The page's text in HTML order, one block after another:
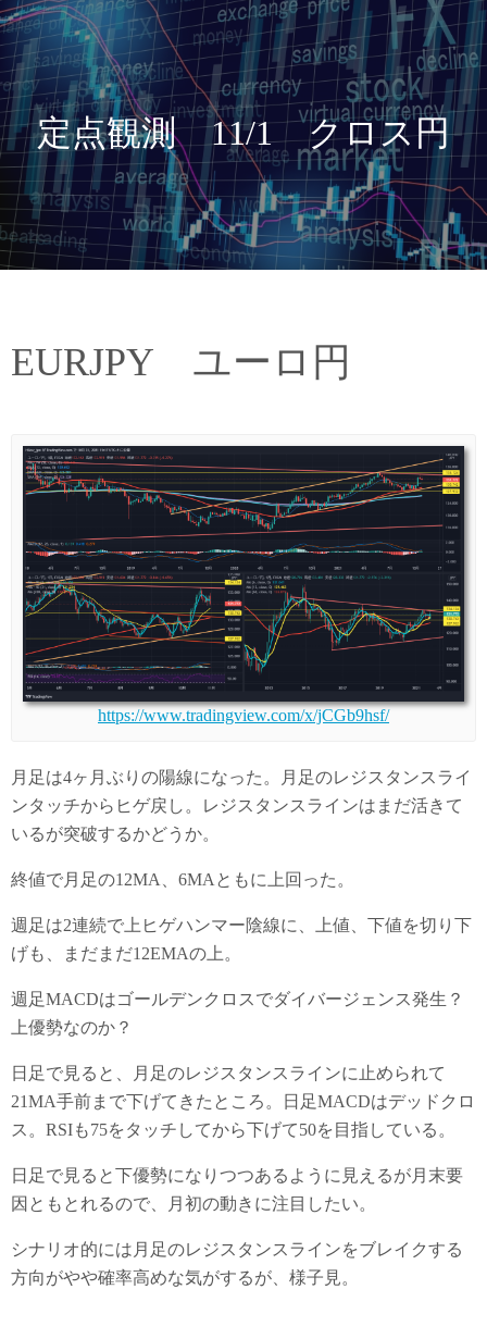
定点観測 11/1 クロス円
EURJPY ユーロ円
https://www.tradingview.com/x/jCGb9hsf/
月足は4ヶ月ぶりの陽線になった。月足のレジスタンスライ
ンタッチからヒゲ戻し。レジスタンスラインはまだ活きて
いるが突破するかどうか。
終値で月足の12MA、6MAともに上回った。
週足は2連続で上ヒゲハンマー陰線に、上値、下値を切り下
げも、まだまだ12EMAの上。
週足MACDはゴールデンクロスでダイバージェンス発生？
上優勢なのか？
日足で見ると、月足のレジスタンスラインに止められて
21MA手前まで下げてきたところ。日足MACDはデッドクロ
ス。RSIも75をタッチしてから下げて50を目指している。
日足で見ると下優勢になりつつあるように見えるが月末要
因ともとれるので、月初の動きに注目したい。
シナリオ的には月足のレジスタンスラインをブレイクする
方向がやや確率高めな気がするが、様子見。